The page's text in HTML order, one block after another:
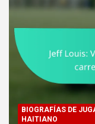
BIOGRAFÍAS DE
HAITIANO